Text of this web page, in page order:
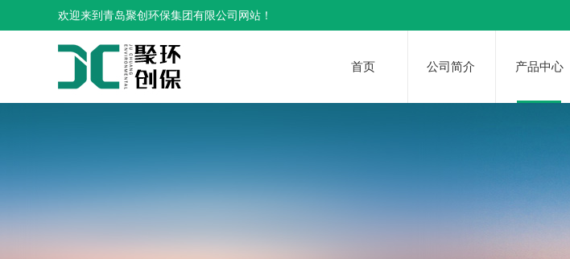
欢迎来到青岛聚创环保集团有限公司网站！
首页 公司简介 产品中心